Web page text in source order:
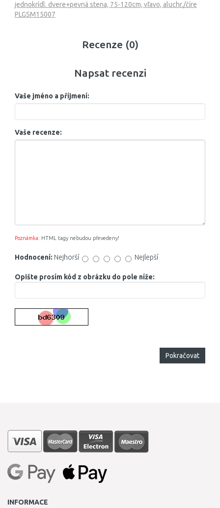
jednokrídl. dvere+pevná stena, 75-120cm, vľavo, aluchr./číre
PLGSM15007
Recenze (0)
Napsat recenzi
Vaše jméno a příjmení:
Vaše recenze:
Poznámka: HTML tagy nebudou převedeny!
Hodnocení: Nejhorší Nejlepší
Opište prosím kód z obrázku do pole níže:
Pokračovat
INFORMACE